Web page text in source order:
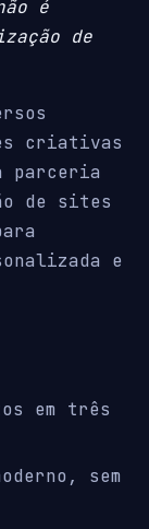
é
de
criativas
parceria
de sites
e
em três
sem